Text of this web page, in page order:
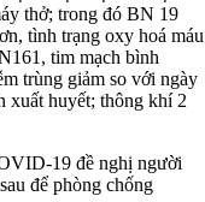
thở; trong đó BN 19
tình trạng oxy hoá máu
tim mạch bình
trùng giảm so với ngày
xuất huyết; thông khí 2
19 đề nghị người
để phòng chống